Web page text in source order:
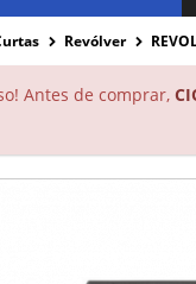
Revólver
Antes de comprar,